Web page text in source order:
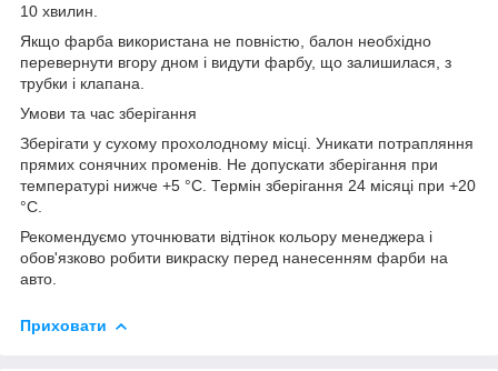
10 хвилин.
Якщо фарба використана не повністю, балон необхідно
перевернути вгору дном і видути фарбу, що залишилася, з
трубки і клапана.
Умови та час зберігання
Зберігати у сухому прохолодному місці. Уникати потрапляння
прямих сонячних променів. Не допускати зберігання при
температурі нижче +5 °C. Термін зберігання 24 місяці при +20
°C.
Рекомендуємо уточнювати відтінок кольору менеджера і
обов'язково робити викраску перед нанесенням фарби на
авто.
Приховати